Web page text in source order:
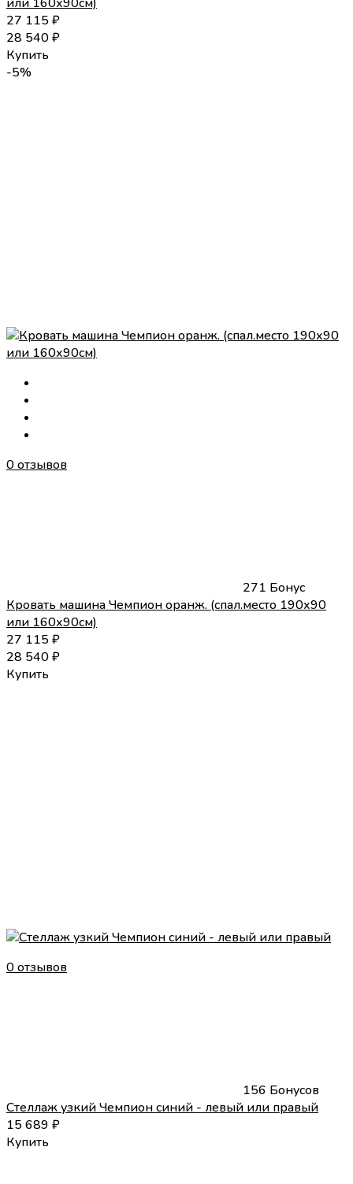
27 115₽
28 540₽
Купить
-5%
0 отзывов
271 Бонус
Кровать машина Чемпион оранж. (спал.место 190х90
или 160х90см)
27 115₽
28 540₽
Купить
0 отзывов
156 Бонусов
Стеллаж узкий Чемпион синий - левый или правый
15 689 ₽
Купить